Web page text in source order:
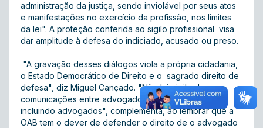
administração da justiça, sendo inviolável por seus atos
e manifestações no exercício da profissão, nos limites
da lei". A proteção conferida ao sigilo profissional visa
dar amplitude à defesa do indiciado, acusado ou preso.
"A gravação desses diálogos viola a própria cidadania,
o Estado Democrático de Direito e o sagrado direito de
defesa", diz Miguel Cançado. "Não há sigilo das
comunicações entre advogados e seus visitantes,
incluindo advogados", complementa, ao lembrar que a
OAB tem o dever de defender o direito de o advogado